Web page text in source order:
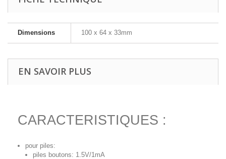
Dimensions 100 x 64 x 33mm
EN SAVOIR PLUS
CARACTERISTIQUES :
pour piles:
piles boutons: 1.5V/1mA